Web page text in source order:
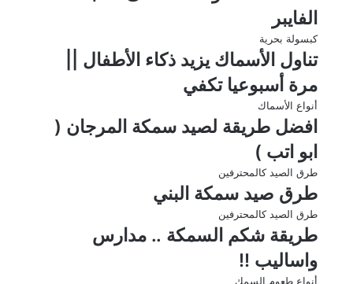
الفايبر
كبسولة بحرية
تناول الأسماك يزيد ذكاء الأطفال ||
مرة أسبوعيا تكفي
أنواع الأسماك
افضل طريقة لصيد سمكة المرجان (
ابو اتب )
طرق الصيد كالمحترفين
طرق صيد سمكة البني
طرق الصيد كالمحترفين
طريقة شكم السمكة .. مدارس
واساليب !!
أنواع طعوم السمك